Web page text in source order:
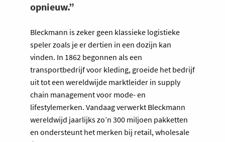
opnieuw.”
Bleckmann is zeker geen klassieke logistieke
speler zoals je er dertien in een dozijn kan
vinden. In 1862 begonnen als een
transportbedrijf voor kleding, groeide het bedrijf
uit tot een wereldwijde marktleider in supply
chain management voor mode- en
lifestylemerken. Vandaag verwerkt Bleckmann
wereldwijd jaarlijks zo’n 300 miljoen pakketten
en ondersteunt het merken bij retail, wholesale